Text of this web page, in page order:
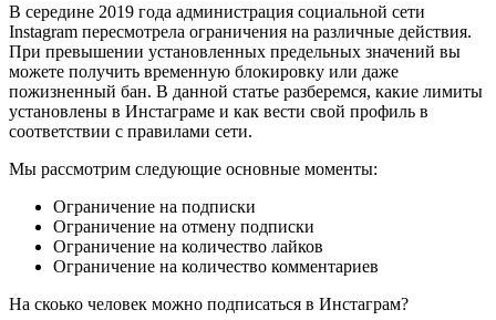
В середине 2019 года администрация социальной сети
Instagram пересмотрела ограничения на различные действия.
При превышении установленных предельных значений вы
можете получить временную блокировку или даже
пожизненный бан. В данной статье разберемся, какие лимиты
установлены в Инстаграме и как вести свой профиль в
соответствии с правилами сети.
Мы рассмотрим следующие основные моменты:
Ограничение на подписки
Ограничение на отмену подписки
Ограничение на количество лайков
Ограничение на количество комментариев
На скоько человек можно подписаться в Инстаграм?